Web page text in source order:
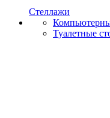
Стеллажи
Туалетные